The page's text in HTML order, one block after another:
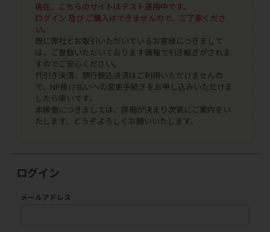
現在、こちらのサイトはテスト運用中です。
ログイン 及び ご購入はできませんので、ご了承くださ
い。
既に弊社とお取引いただいているお客様につきまして
は、ご登録いただいております情報で引き継ぎがされま
すのでご安心ください。
代引き決済、銀行振込決済はご利用いただけませんの
で、NP掛け払いへの変更手続きをお申し込みいただけま
したら幸いです。
本稼働につきましては、詳細が決まり次第にご案内をい
たします。どうぞよろしくお願いいたします。
ログイン
メールアドレス